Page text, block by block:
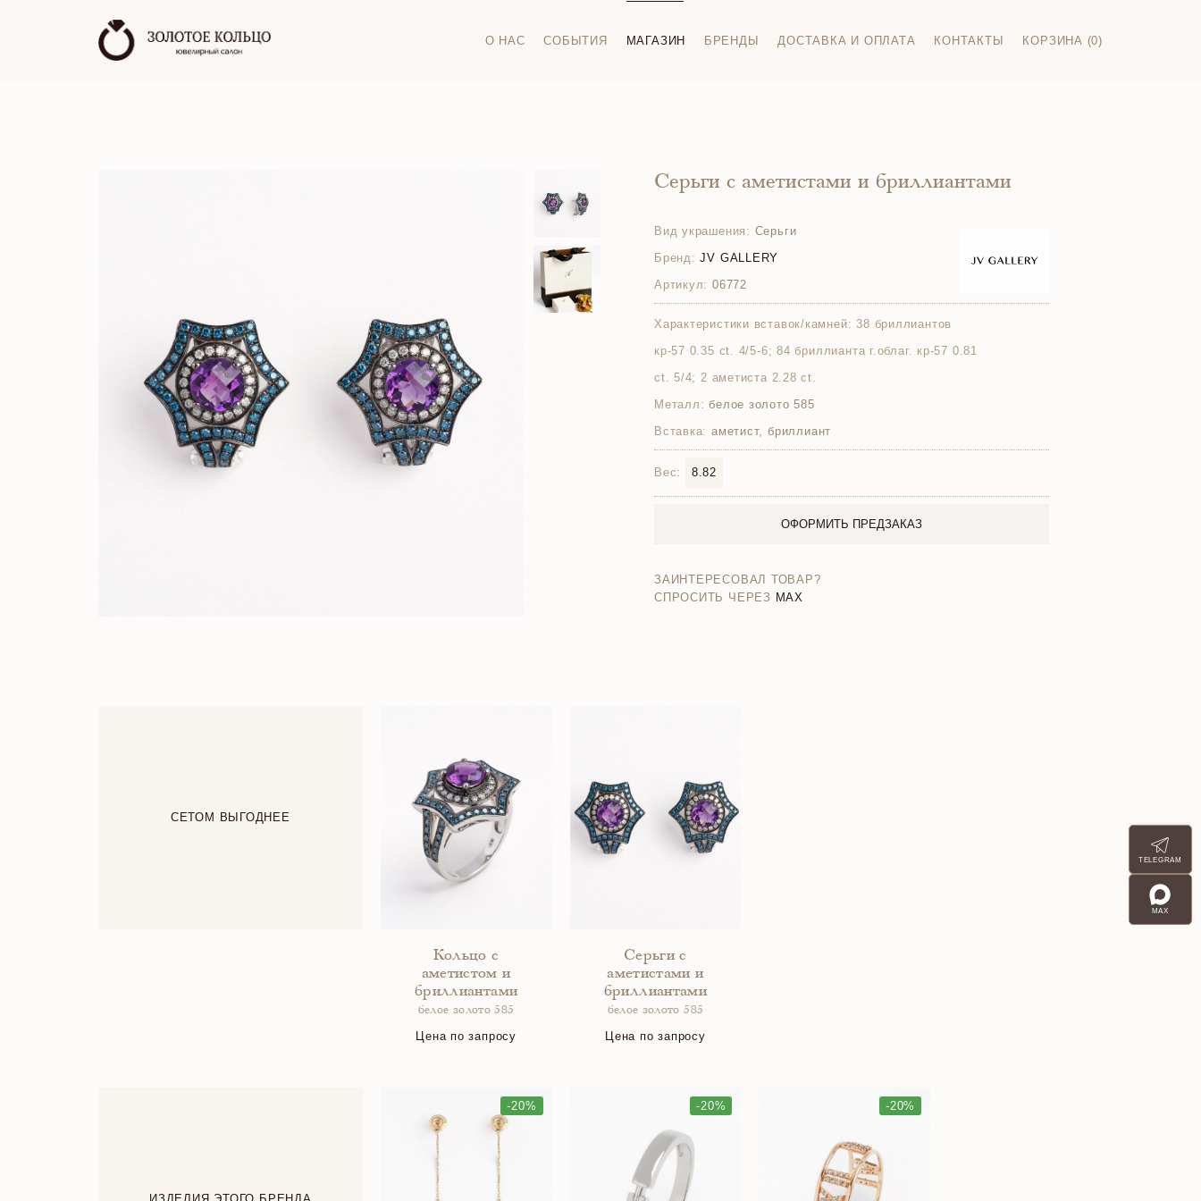
О НАС СОБЫТИЯ МАГАЗИН БРЕНДЫ ДОСТАВКА И ОПЛАТА КОНТАКТЫ КОРЗИНА (0)
Серьги с аметистами и бриллиантами
Вид украшения: Серьги
Бренд: JV GALLERY
Артикул: 06772
Характеристики вставок/камней: 38 бриллиантов
кр-57 0.35 ct. 4/5-6; 84 бриллианта г.облаг. кр-57 0.81
ct. 5/4; 2 аметиста 2.28 ct.
Металл: белое золото 585
Вставка: аметист, бриллиант
Вес: 8.82
ОФОРМИТЬ ПРЕДЗАКАЗ
ЗАИНТЕРЕСОВАЛ ТОВАР?
СПРОСИТЬ ЧЕРЕЗ MAX
СЕТОМ ВЫГОДНЕЕ
Кольцо с
аметистом и
бриллиантами
белое золото 585
Цена по запросу
Серьги с
аметистами и
бриллиантами
белое золото 585
Цена по запросу
-20% -20% -20%
TELEGRAM
MAX